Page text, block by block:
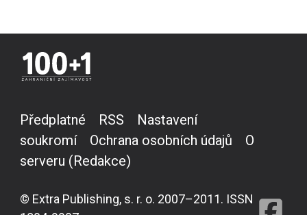
Předplatné RSS
Nastavení
soukromí
Ochrana osobních údajů
O
serveru (Redakce)
© Extra Publishing, s. r. o. 2007–2011. ISSN